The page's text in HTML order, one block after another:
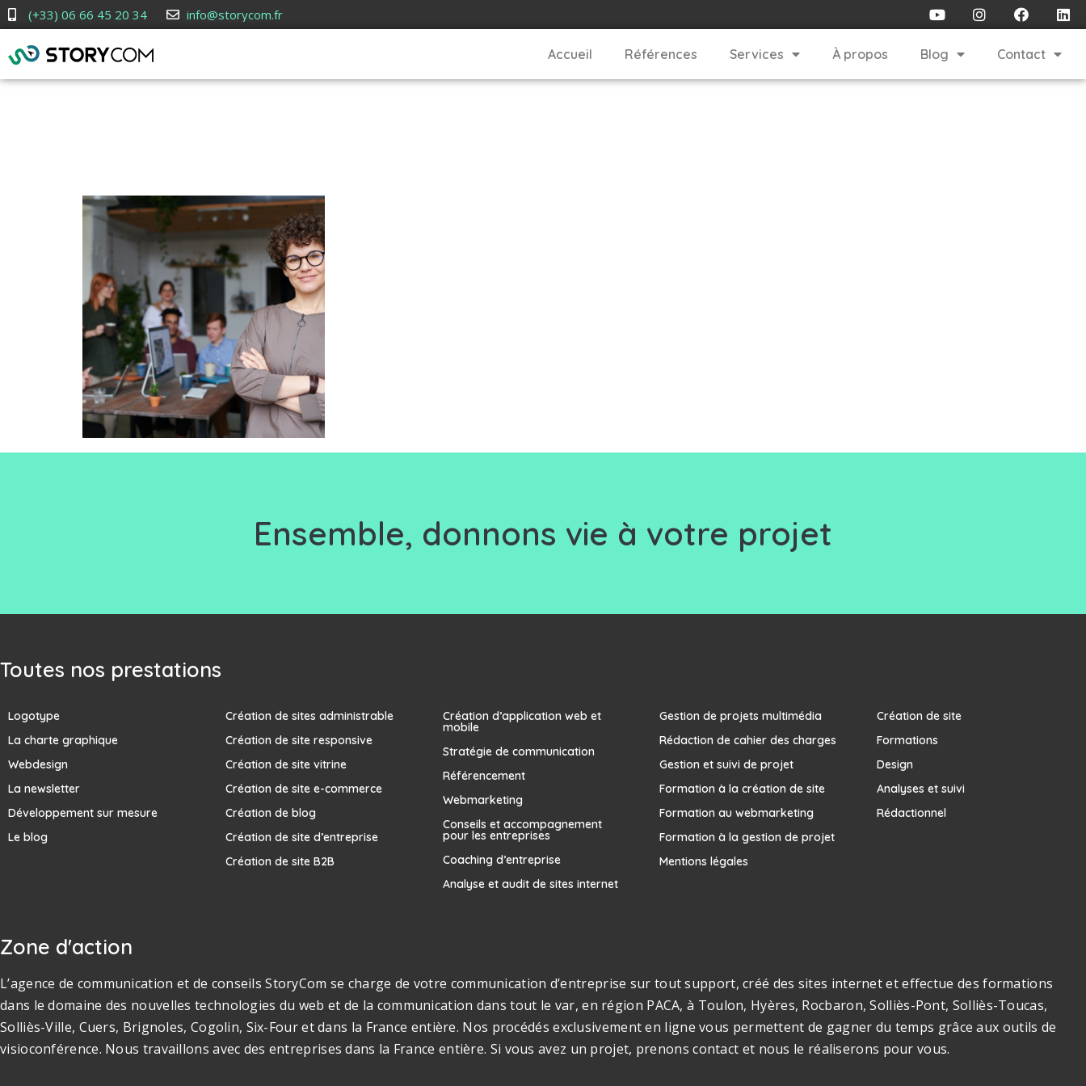
(+33) 06 66 45 20 34 info@storycom.fr
Accueil Références Services À propos Blog Contact
Ensemble, donnons vie à votre projet
Toutes nos prestations
Logotype
La charte graphique
Webdesign
La newsletter
Développement sur mesure
Le blog
Création de sites administrable
Création de site responsive
Création de site vitrine
Création de site e-commerce
Création de blog
Création de site d’entreprise
Création de site B2B
Création d’application web et
mobile
Stratégie de communication
Référencement
Webmarketing
Conseils et accompagnement
pour les entreprises
Coaching d’entreprise
Analyse et audit de sites internet
Gestion de projets multimédia
Rédaction de cahier des charges
Gestion et suivi de projet
Formation à la création de site
Formation au webmarketing
Formation à la gestion de projet
Mentions légales
Création de site
Formations
Design
Analyses et suivi
Rédactionnel
Zone d'action
L’agence de communication et de conseils StoryCom se charge de votre communication d’entreprise sur tout support, créé des sites internet et effectue des formations
dans le domaine des nouvelles technologies du web et de la communication dans tout le var, en région PACA, à Toulon, Hyères, Rocbaron, Solliès-Pont, Solliès-Toucas,
Solliès-Ville, Cuers, Brignoles, Cogolin, Six-Four et dans la France entière. Nos procédés exclusivement en ligne vous permettent de gagner du temps grâce aux outils de
visioconférence. Nous travaillons avec des entreprises dans la France entière. Si vous avez un projet, prenons contact et nous le réaliserons pour vous.